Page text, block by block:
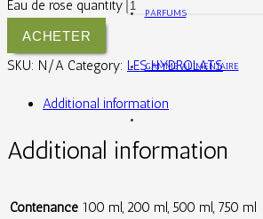
PARFUMS
GAMME ALIMENTAIRE
Eau de rose quantity
ACHETER
SKU: N/A Category: LES HYDROLATS
Additional information
Additional information
Contenance 100 ml, 200 ml, 500 ml, 750 ml